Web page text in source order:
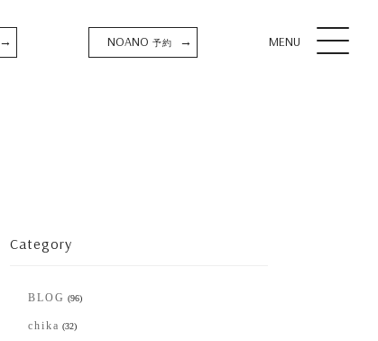
NOANO 予約 →
→ MENU
Category
BLOG (96)
chika (32)